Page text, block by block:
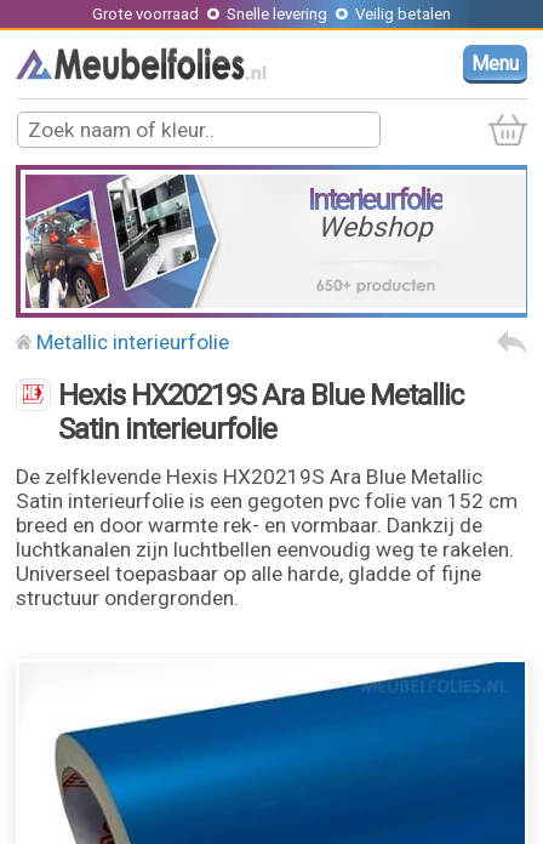
Grote voorraad Snelle levering Veilig betalen
Menu
Interieurfolie
Webshop
Metallic interieurfolie
Hexis HX20219S Ara Blue Metallic
Satin interieurfolie
De zelfklevende Hexis HX20219S Ara Blue Metallic
Satin interieurfolie is een gegoten pvc folie van 152 cm
breed en door warmte rek- en vormbaar. Dankzij de
luchtkanalen zijn luchtbellen eenvoudig weg te rakelen.
Universeel toepasbaar op alle harde, gladde of fijne
structuur ondergronden.